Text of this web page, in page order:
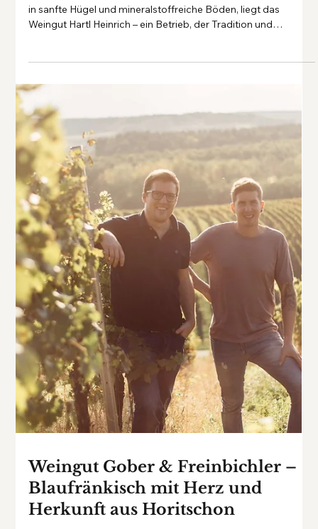
Weingut Hartl Heinrich –
Authentische Weine mit Charakter
aus der Thermenregion
Im Herzen der Thermenregion Niederösterreich, eingebettet
in sanfte Hügel und mineralstoffreiche Böden, liegt das
Weingut Hartl Heinrich – ein Betrieb, der Tradition und
Moderne meisterhaft vereint.